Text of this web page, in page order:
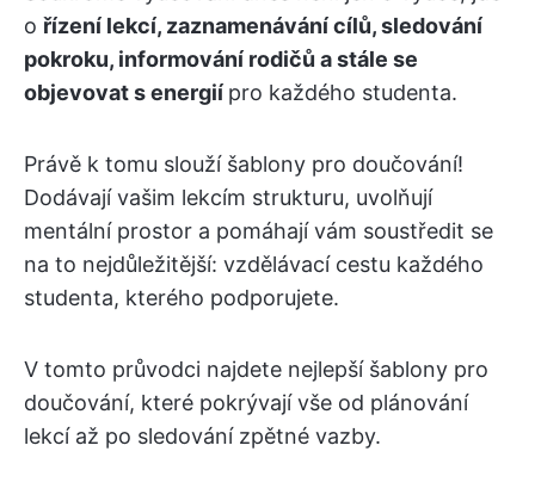
o řízení lekcí, zaznamenávání cílů, sledování
pokroku, informování rodičů a stále se
objevovat s energií pro každého studenta.
Právě k tomu slouží šablony pro doučování!
Dodávají vašim lekcím strukturu, uvolňují
mentální prostor a pomáhají vám soustředit se
na to nejdůležitější: vzdělávací cestu každého
studenta, kterého podporujete.
V tomto průvodci najdete nejlepší šablony pro
doučování, které pokrývají vše od plánování
lekcí až po sledování zpětné vazby.